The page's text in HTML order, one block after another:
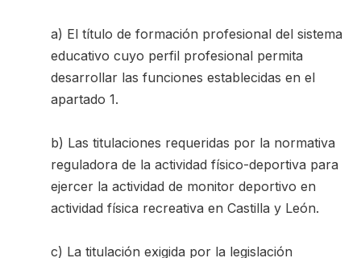
a) El título de formación profesional del sistema
educativo cuyo perfil profesional permita
desarrollar las funciones establecidas en el
apartado 1.
b) Las titulaciones requeridas por la normativa
reguladora de la actividad físico-deportiva para
ejercer la actividad de monitor deportivo en
actividad física recreativa en Castilla y León.
c) La titulación exigida por la legislación